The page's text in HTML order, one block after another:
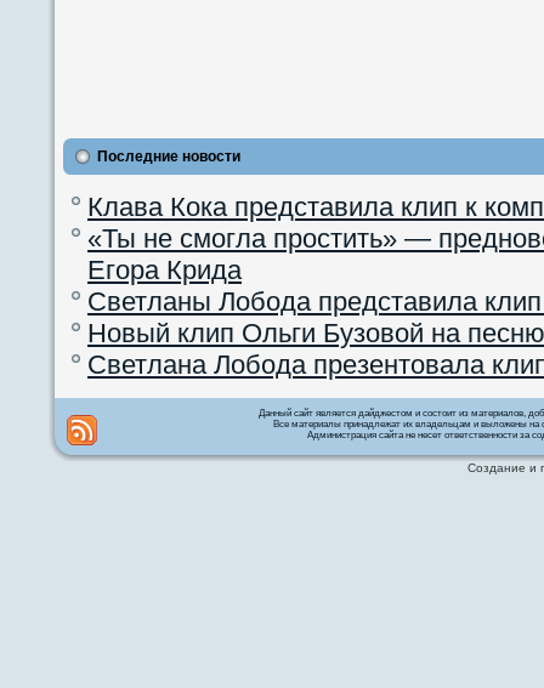
Последние новости
Клава Кока представила клип к
«Ты не смогла простить» —
Егора Крида
Светланы Лобода представила
Новый клип Ольги Бузовой на
Светлана Лобода презентовала
Данный сайт является дайджестом и состоит из материалов,
Все материалы принадлежат их владельцам и выложены на
Администрация сайта не несет ответственности за
Создание и